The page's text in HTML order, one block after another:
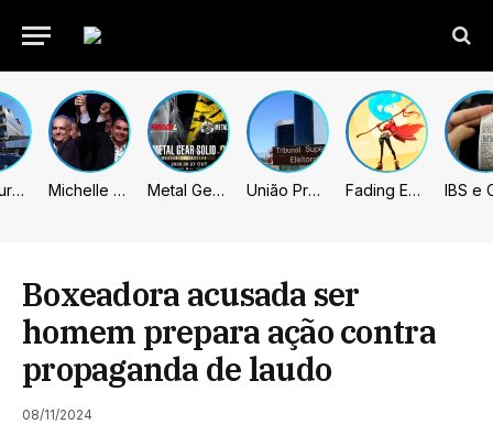
Prefeitura de Sumaré inaugura nova subsede da GCM na Área Cura Michelle celebra vice de Flávio: “Que chapa possa ser vitoriosa” Metal Gear Solid: Master Collection 2 terá legendas e menus em portugues União Progressista e PL terão mais tempo de propaganda eleitoral Fading Echo – Review
Boxeadora acusada ser
homem prepara ação contra
propaganda de laudo
08/11/2024